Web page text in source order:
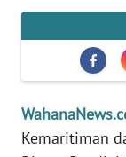
Kemaritiman
OLAHRAGA
EDITORIAL